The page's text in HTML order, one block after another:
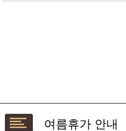
여름휴가 안내